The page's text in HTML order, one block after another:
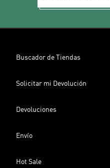
Buscador de Tiendas
Solicitar mi Devolución
Devoluciones
Envío
Hot Sale